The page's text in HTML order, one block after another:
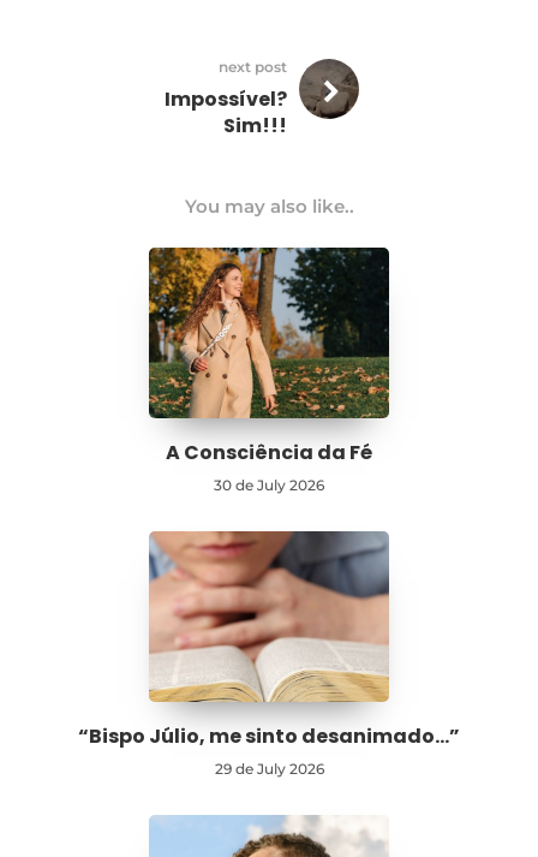
next post
Impossível?
Sim!!!
You may also like..
A Consciência da Fé
30 de July 2026
“Bispo Júlio, me sinto desanimado…”
29 de July 2026